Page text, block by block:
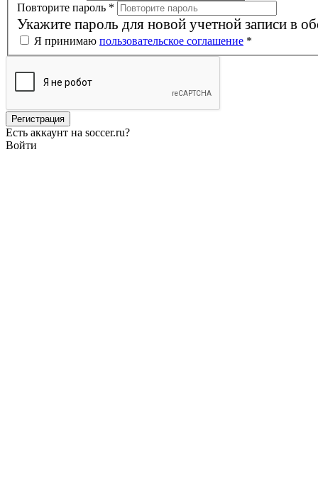
Повторите пароль *
Укажите пароль для новой учетной записи в
Я принимаю пользовательское соглашение *
Есть аккаунт на soccer.ru?
Войти